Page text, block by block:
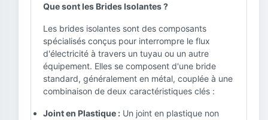
Que sont les Brides Isolantes ?
Les brides isolantes sont des composants
spécialisés conçus pour interrompre le flux
d'électricité à travers un tuyau ou un autre
équipement. Elles se composent d'une bride
standard, généralement en métal, couplée à une
combinaison de deux caractéristiques clés :
Joint en Plastique : Un joint en plastique non